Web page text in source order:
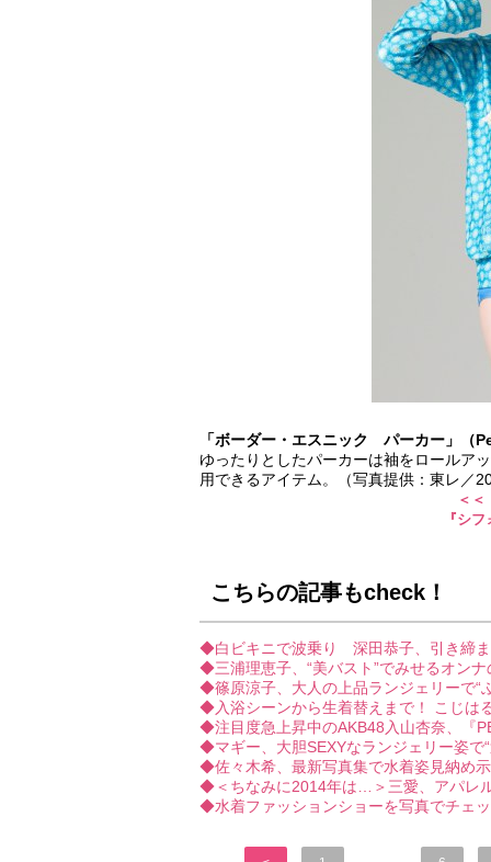
「ボーダー・エスニック パーカー」
ゆったりとしたパーカーは袖をロールア
用できるアイテム。（写真提供：東レ
＜
『シ
こちらの記事もcheck！
◆白ビキニで波乗り 深田恭子、引き締ま
◆三浦理恵子、“美バスト”でみせるオンナ
◆篠原涼子、大人の上品ランジェリーで“
◆入浴シーンから生着替えまで！ こじは
◆注目度急上昇中のAKB48入山杏奈、『
◆マギー、大胆SEXYなランジェリー姿で
◆佐々木希、最新写真集で水着姿見納め
◆＜ちなみに2014年は…＞三愛、アパレ
◆水着ファッションショーを写真でチェ